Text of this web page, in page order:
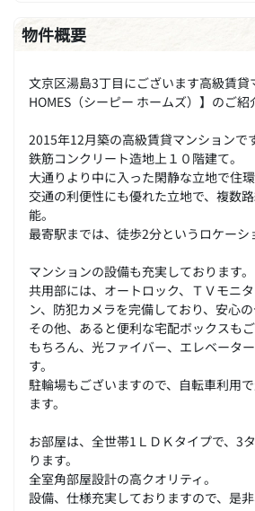
物件概要
文京区湯島3丁目にございます高級賃貸
HOMES（シーピー ホームズ）】のご紹
2015年12月築の高級賃貸マンションです
鉄筋コンクリート造地上１０階建て。
大通りより中に入った閑静な立地で住環
交通の利便性にも優れた立地で、複数
能。
最寄駅までは、徒歩2分というロケーシ
マンションの設備も充実しております。
共用部には、オートロック、ＴＶモニ
ン、防犯カメラを完備しており、安心の
その他、あると便利な宅配ボックスもご
もちろん、光ファイバー、エレベータ
す。
駐輪場もございますので、自転車利用
ます。
お部屋は、全世帯1ＬＤＫタイプで、3
ります。
全室角部屋設計の高クオリティ。
設備、仕様充実しておりますので、是非